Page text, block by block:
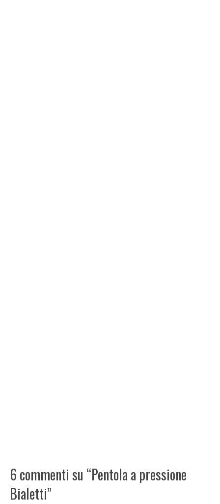
6 commenti su “Pentola a pressione
Bialetti”